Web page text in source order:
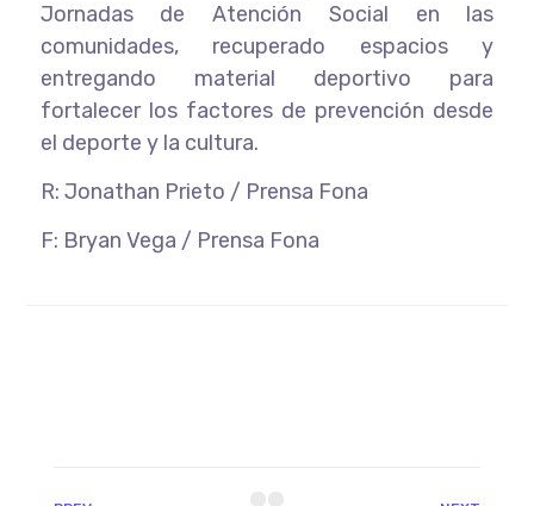
Jornadas de Atención Social en las
comunidades, recuperado espacios y
entregando material deportivo para
fortalecer los factores de prevención desde
el deporte y la cultura.
R: Jonathan Prieto / Prensa Fona
F: Bryan Vega / Prensa Fona